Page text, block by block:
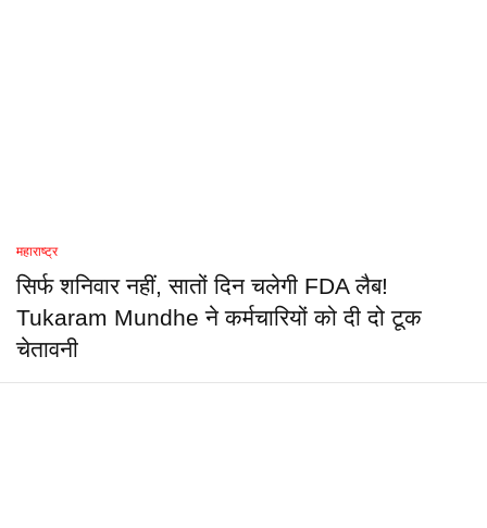
महाराष्ट्र
सिर्फ शनिवार नहीं, सातों दिन चलेगी FDA लैब!
Tukaram Mundhe ने कर्मचारियों को दी दो टूक
चेतावनी